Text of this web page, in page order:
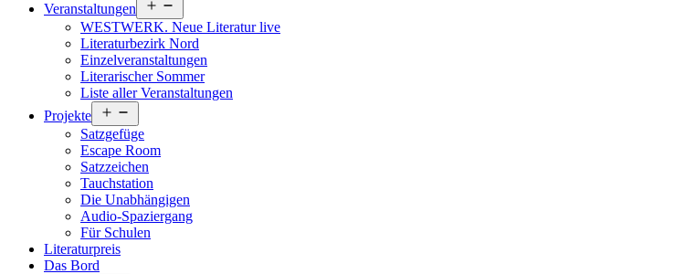
Veranstaltungen
öffnen
WESTWERK. Neue Literatur live
Literaturbezirk Nord
Einzelveranstaltungen
Literarischer Sommer
Liste aller Veranstaltungen
Projekte
öffnen
Satzgefüge
Escape Room
Satzzeichen
Tauchstation
Die Unabhängigen
Audio-Spaziergang
Für Schulen
Literaturpreis
Das Bord